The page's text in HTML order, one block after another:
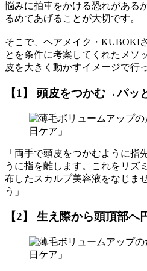
悩みに拍車をかける恐れがある
るめてあげることが大切です。
そこで、ヘアメイク・KUBOKI
とを条件に考案してくれたメソ
皮を大きく動かすイメージで行
【1】 頭皮をつかむ→パッ
「両手で頭皮をつかむように指
うに指を離します。これをリズ
布したスカルプ美容液をなじま
う」
【2】 生え際から頭頂部へ